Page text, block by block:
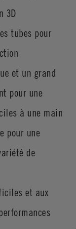
3D
tubes pour
et un grand
pour une
à une main
pour une
de
et aux